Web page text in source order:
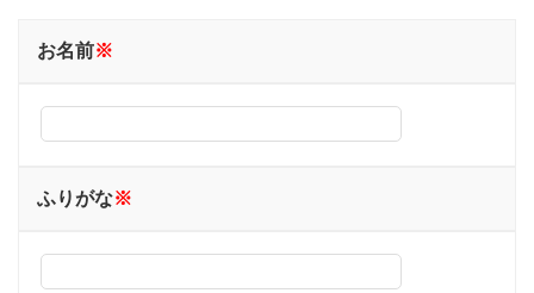
お名前※
ふりがな※